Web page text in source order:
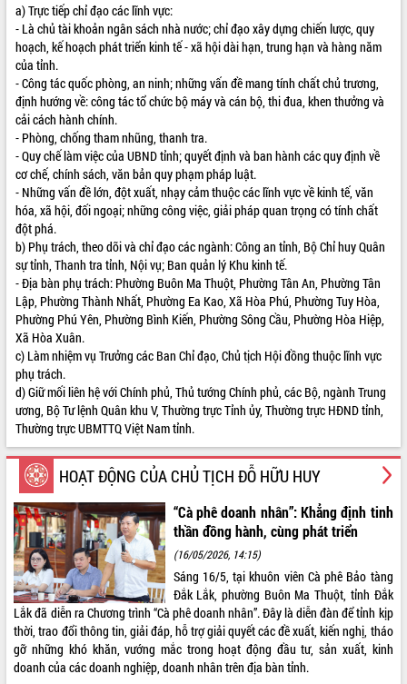
VIDEO
Loading the player...
Trailer Lễ hội Sầu riêng Đắk Lắk năm
2026
Khám bệnh, cấp phát thuốc miễn phí
và tặng quà người dân xã Cư Pui
Hội nghị UBND tỉnh Đắk Lắk thường kỳ
tháng 7/2026
Lễ truy tặng danh hiệu “Bà Mẹ Việt
Nam Anh hùng” và trao Huân chương
Lao động
UBND tỉnh Đắk Lắk triển khai nhiệm
vụ 6 tháng cuối năm 2026
Kỳ họp thứ Hai, Hội đồng nhân dân
tỉnh khóa XI quyết nghị nhiều nội dung
quan trọng
Bí thư Tỉnh ủy Lương Nguyễn Minh
Triết thăm, tặng quà người có công với
cách mạng
Rà soát, hoàn thiện hệ thống thiết chế
văn hóa, thể thao đáp ứng yêu cầu
phát triển mới
Thường trực HĐND tỉnh Đắk Lắk gặp
mặt Đoàn chuyên gia y tế TP. Hồ Chí
Minh
Lễ truy điệu và an táng hài cốt liệt sĩ
tại Nghĩa trang Liệt sĩ xã Sơn Hòa
Bàn giải pháp tháo gỡ khó khăn trong
xuất khẩu sầu riêng và triển khai quy
định EUDR
ALBUM ẢNH
LIÊN KẾT WEB
THỐNG KÊ TRUY CẬP
Hôm nay: 15700
Tất cả: 66101368
a) Trực tiếp chỉ đạo các lĩnh vực:
- Là chủ tài khoản ngân sách nhà nước; chỉ đạo xây dựng chiến lược, quy
hoạch, kế hoạch phát triển kinh tế - xã hội dài hạn, trung hạn và hàng năm
của tỉnh.
- Công tác quốc phòng, an ninh; những vấn đề mang tính chất chủ trương,
định hướng về: công tác tổ chức bộ máy và cán bộ, thi đua, khen thưởng và
cải cách hành chính.
- Phòng, chống tham nhũng, thanh tra.
- Quy chế làm việc của UBND tỉnh; quyết định và ban hành các quy định về
cơ chế, chính sách, văn bản quy phạm pháp luật.
- Những vấn đề lớn, đột xuất, nhạy cảm thuộc các lĩnh vực về kinh tế, văn
hóa, xã hội, đối ngoại; những công việc, giải pháp quan trọng có tính chất
đột phá.
b) Phụ trách, theo dõi và chỉ đạo các ngành: Công an tỉnh, Bộ Chỉ huy Quân
sự tỉnh, Thanh tra tỉnh, Nội vụ; Ban quản lý Khu kinh tế.
- Địa bàn phụ trách: Phường Buôn Ma Thuột, Phường Tân An, Phường Tân
Lập, Phường Thành Nhất, Phường Ea Kao, Xã Hòa Phú, Phường Tuy Hòa,
Phường Phú Yên, Phường Bình Kiến, Phường Sông Cầu, Phường Hòa Hiệp,
Xã Hòa Xuân.
c) Làm nhiệm vụ Trưởng các Ban Chỉ đạo, Chủ tịch Hội đồng thuộc lĩnh vực
phụ trách.
d) Giữ mối liên hệ với Chính phủ, Thủ tướng Chính phủ, các Bộ, ngành Trung
ương, Bộ Tư lệnh Quân khu V, Thường trực Tỉnh ủy, Thường trực HĐND tỉnh,
Thường trực UBMTTQ Việt Nam tỉnh.
HOẠT ĐỘNG CỦA CHỦ TỊCH ĐỖ HỮU HUY
“Cà phê doanh nhân”: Khẳng định tinh
thần đồng hành, cùng phát triển
(16/05/2026, 14:15)
Sáng 16/5, tại khuôn viên Cà phê Bảo tàng
Đắk Lắk, phường Buôn Ma Thuột, tỉnh Đắk
Lắk đã diễn ra Chương trình “Cà phê doanh nhân”. Đây là diễn đàn để tỉnh kịp
thời, trao đổi thông tin, giải đáp, hỗ trợ giải quyết các đề xuất, kiến nghị, tháo
gỡ những khó khăn, vướng mắc trong hoạt động đầu tư, sản xuất, kinh
doanh của các doanh nghiệp, doanh nhân trên địa bàn tỉnh.